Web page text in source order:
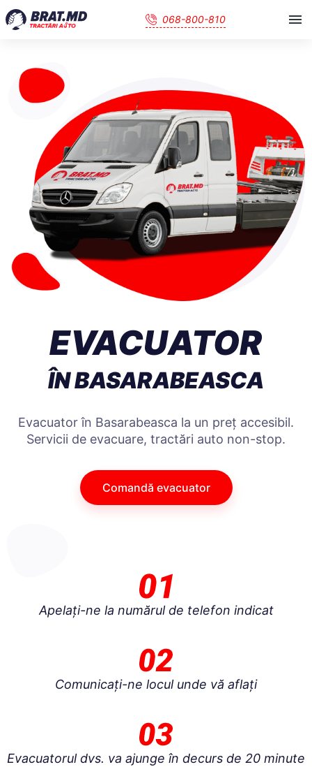
068-800-810
EVACUATOR
ÎN BASARABEASCA
Evacuator în Basarabeasca la un preț accesibil.
Servicii de evacuare, tractări auto non-stop.
Comandă evacuator
Apelați-ne la numărul de telefon indicat
Comunicați-ne locul unde vă aflați
Evacuatorul dvs. va ajunge în decurs de 20 minute